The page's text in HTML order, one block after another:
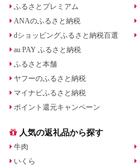
ふるさとプレミアム
ANAのふるさと納税
dショッピングふるさと納税百選
au PAY ふるさと納税
ふるさと本舗
ヤフーのふるさと納税
マイナビふるさと納税
ポイント還元キャンペーン
人気の返礼品から探す
牛肉
いくら